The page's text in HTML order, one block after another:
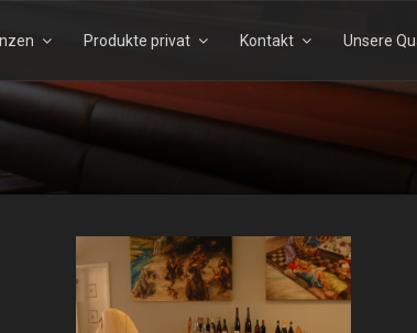
Produkte privat Kontakt Unsere
Suchen